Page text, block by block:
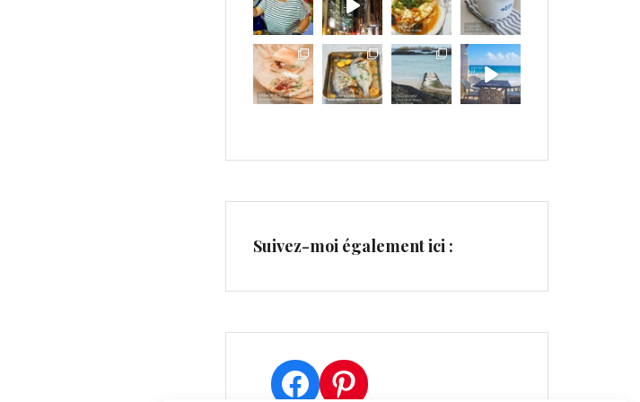
Suivez-moi également ici :
Facebook
Pinterest